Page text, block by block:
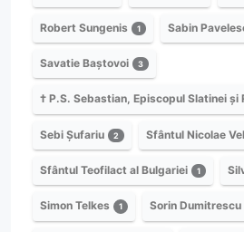
Robert Sungenis 1 Sabin
Savatie Baștovoi 3
† P.S. Sebastian, Episcopul Slatinei și
Sebi Șufariu 2 Sfântul Nicolae
Sfântul Teofilact al Bulgariei 1
Simon Telkes 1 Sorin Dumitrescu